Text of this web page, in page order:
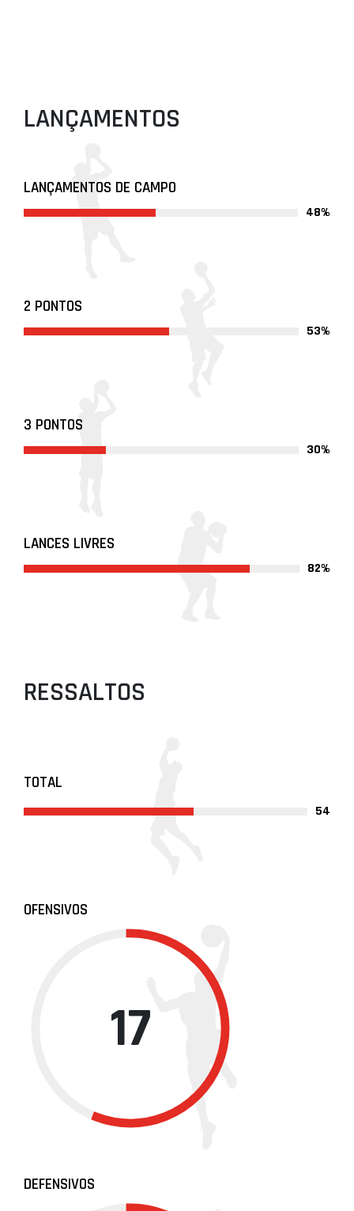
LANÇAMENTOS
LANÇAMENTOS DE CAMPO
48%
2 PONTOS
53%
3 PONTOS
30%
LANCES LIVRES
82%
RESSALTOS
TOTAL
54
OFENSIVOS
17
DEFENSIVOS